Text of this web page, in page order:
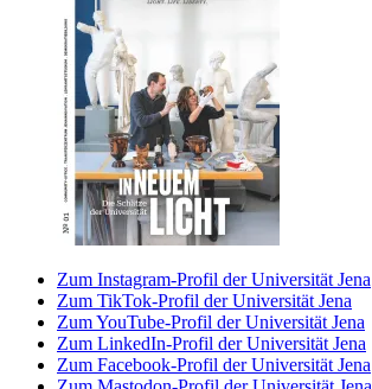
Zum Instagram-Profil der Universität Jena
Zum TikTok-Profil der Universität Jena
Zum YouTube-Profil der Universität Jena
Zum LinkedIn-Profil der Universität Jena
Zum Facebook-Profil der Universität Jena